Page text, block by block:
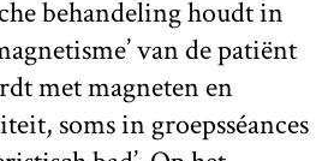
behandeling houdt in
van de patiënt
met magneten en
soms in groepsséances